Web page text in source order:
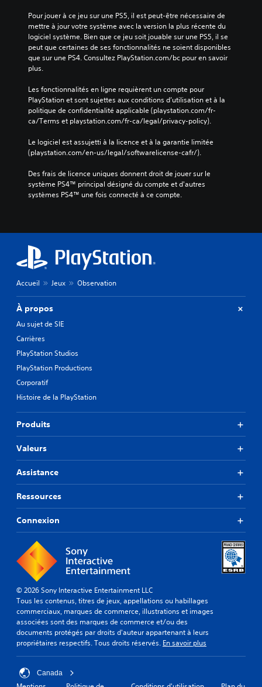
Pour jouer à ce jeu sur une PS5, il est peut-être nécessaire de
mettre à jour votre système avec la version la plus récente du
logiciel système. Bien que ce jeu soit jouable sur une PS5, il se
peut que certaines de ses fonctionnalités ne soient disponibles
que sur une PS4. Consultez PlayStation.com/bc pour en savoir
plus.
Les fonctionnalités en ligne requièrent un compte pour
PlayStation et sont sujettes aux conditions d’utilisation et à la
politique de confidentialité applicable (playstation.com/fr-
ca/Terms et playstation.com/fr-ca/legal/privacy-policy).
Le logiciel est assujetti à la licence et à la garantie limitée
(playstation.com/en-us/legal/softwarelicense-cafr/).
Des frais de licence uniques donnent droit de jouer sur le
système PS4™ principal désigné du compte et d'autres
systèmes PS4™ une fois connecté à ce compte.
Accueil Jeux Observation
À propos
Au sujet de SIE
Carrières
PlayStation Studios
PlayStation Productions
Corporatif
Histoire de la PlayStation
Produits
Valeurs
Assistance
Ressources
Connexion
© 2026 Sony Interactive Entertainment LLC
Tous les contenus, titres de jeux, appellations ou habillages
commerciaux, marques de commerce, illustrations et images
associées sont des marques de commerce et/ou des
documents protégés par droits d'auteur appartenant à leurs
propriétaires respectifs. Tous droits réservés. En savoir plus
Canada